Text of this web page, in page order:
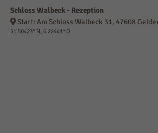
Schloss Walbeck - Rezeption
Start: Am Schloss Walbeck 31, 47608
51.50423° N, 6.22441° O